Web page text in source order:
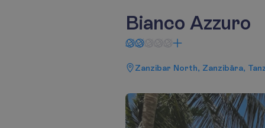
Bianco Azzuro
Zanzibar North, Zanzibāra,